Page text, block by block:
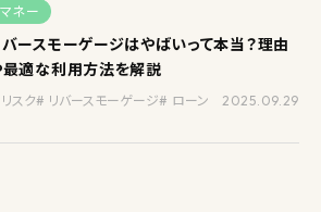
マネー
バースモーゲージはやばいって本当？理由
最適な利用方法を解説
リスク リバースモーゲージ ローン 2025.09.29